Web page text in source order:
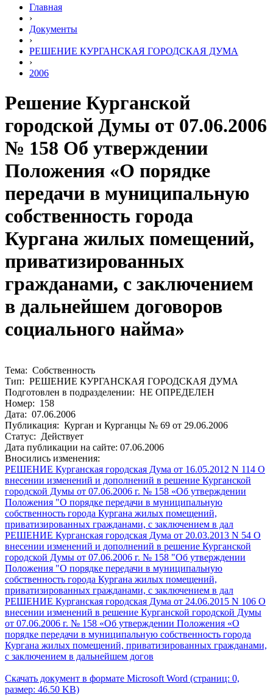
Главная
›
Документы
›
РЕШЕНИЕ КУРГАНСКАЯ ГОРОДСКАЯ ДУМА
›
2006
Решение Курганской
городской Думы от 07.06.2006
№ 158 Об утверждении
Положения «О порядке
передачи в муниципальную
собственность города
Кургана жилых помещений,
приватизированных
гражданами, с заключением
в дальнейшем договоров
социального найма»
Тема: Собственность
Тип: РЕШЕНИЕ КУРГАНСКАЯ ГОРОДСКАЯ ДУМА
Подготовлен в подразделении: НЕ ОПРЕДЕЛЕН
Номер: 158
Дата: 07.06.2006
Публикация: Курган и Курганцы № 69 от 29.06.2006
Статус: Действует
Дата публикации на сайте: 07.06.2006
Вносились изменения:
РЕШЕНИЕ Курганская городская Дума от 16.05.2012 N 114 О
внесении изменений и дополнений в решение Курганской
городской Думы от 07.06.2006 г. № 158 «Об утверждении
Положения "О порядке передачи в муниципальную
собственность города Кургана жилых помещений,
приватизированных гражданами, с заключением в дал
РЕШЕНИЕ Курганская городская Дума от 20.03.2013 N 54 О
внесении изменений и дополнений в решение Курганской
городской Думы от 07.06.2006 г. № 158 "Об утверждении
Положения "О порядке передачи в муниципальную
собственность города Кургана жилых помещений,
приватизированных гражданами, с заключением в дал
РЕШЕНИЕ Курганская городская Дума от 24.06.2015 N 106 О
внесении изменений в решение Курганской городской Думы
от 07.06.2006 г. № 158 «Об утверждении Положения «О
порядке передачи в муниципальную собственность города
Кургана жилых помещений, приватизированных гражданами,
с заключением в дальнейшем догов
Скачать документ в формате Microsoft Word (страниц: 0,
размер: 46.50 KB)